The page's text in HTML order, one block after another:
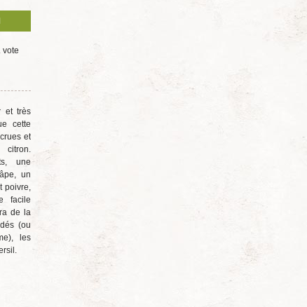
vote
et très
cette
et
une
un
poivre,
facile
de la
(ou
les